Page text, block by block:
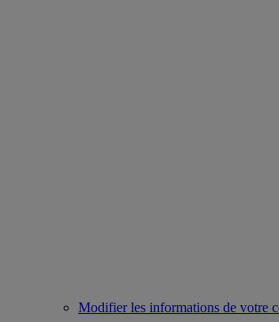
Modifier les informations de votre